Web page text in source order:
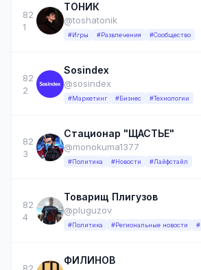
82
1
ТОНИК
@toshatonik
#Игры #Развлечения #Сообщество
82
2
Sosindex
@sosindex
#Маркетинг #Бизнес #Технологии
82
3
Стационар "ЩАСТЬЕ"
@monokuma1377
#Политика #Новости #Лайфстайл
82
4
Товарищ Плигузов
@pluguzov
#Политика #Региональные новости
82
ФИЛИНОВ